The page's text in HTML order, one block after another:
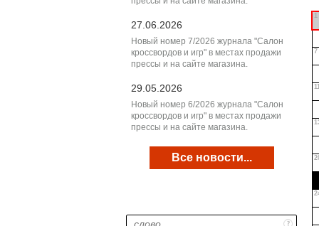
27.06.2026
Новый номер 7/2026 журнала "Салон
кроссвордов и игр" в местах продажи
прессы и на сайте магазина.
29.05.2026
Новый номер 6/2026 журнала "Салон
кроссвордов и игр" в местах продажи
прессы и на сайте магазина.
Все новости...
1
7